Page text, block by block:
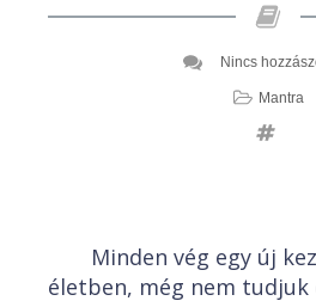
Nincs
Mantra
Minden vég egy új
életben, még nem tudjuk